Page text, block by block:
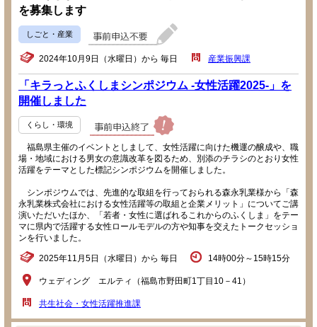
を募集します
しごと・産業
2024年10月9日（水曜日）から 毎日 産業振興課
「キラっとふくしまシンポジウム -女性活躍2025-」を
開催しました
くらし・環境
福島県主催のイベントとしまして、女性活躍に向けた機運の醸成や、職
場・地域における男女の意識改革を図るため、別添のチラシのとおり女性
活躍をテーマとした標記シンポジウムを開催しました。
シンポジウムでは、先進的な取組を行っておられる森永乳業様から「森
永乳業株式会社における女性活躍等の取組と企業メリット」についてご講
演いただいたほか、「若者・女性に選ばれるこれからのふくしま」をテー
マに県内で活躍する女性ロールモデルの方や知事を交えたトークセッショ
ンを行いました。
2025年11月5日（水曜日）から 毎日 14時00分～15時15分
ウェディング エルティ（福島市野田町1丁目10－41）
共生社会・女性活躍推進課